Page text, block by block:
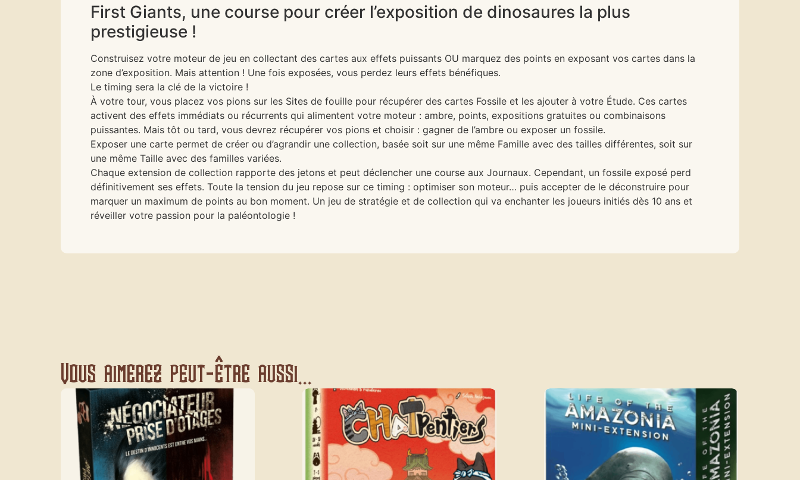
First Giants, une course pour créer l’exposition de dinosaures la plus
prestigieuse !
Construisez votre moteur de jeu en collectant des cartes aux effets puissants OU marquez des points en exposant vos cartes dans la
zone d’exposition. Mais attention ! Une fois exposées, vous perdez leurs effets bénéfiques.
Le timing sera la clé de la victoire !
À votre tour, vous placez vos pions sur les Sites de fouille pour récupérer des cartes Fossile et les ajouter à votre Étude. Ces cartes
activent des effets immédiats ou récurrents qui alimentent votre moteur : ambre, points, expositions gratuites ou combinaisons
puissantes. Mais tôt ou tard, vous devrez récupérer vos pions et choisir : gagner de l’ambre ou exposer un fossile.
Exposer une carte permet de créer ou d’agrandir une collection, basée soit sur une même Famille avec des tailles différentes, soit sur
une même Taille avec des familles variées.
Chaque extension de collection rapporte des jetons et peut déclencher une course aux Journaux. Cependant, un fossile exposé perd
définitivement ses effets. Toute la tension du jeu repose sur ce timing : optimiser son moteur… puis accepter de le déconstruire pour
marquer un maximum de points au bon moment. Un jeu de stratégie et de collection qui va enchanter les joueurs initiés dès 10 ans et
réveiller votre passion pour la paléontologie !
Vous aimerez peut-être aussi...